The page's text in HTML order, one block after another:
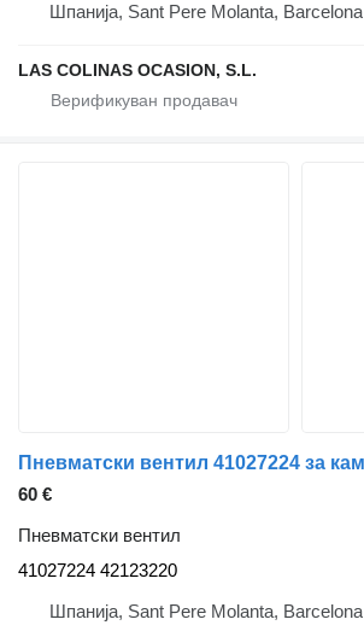
Шпанија, Sant Pere Molanta, Barcelona
LAS COLINAS OCASION, S.L.
60 €
Пневматски вентил
41027224 42123220
Шпанија, Sant Pere Molanta, Barcelona